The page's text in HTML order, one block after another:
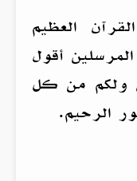
العظيم
أقول
ولكم من كل
الرحيم.